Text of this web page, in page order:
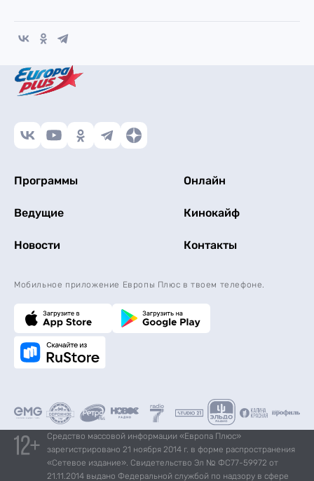
Программы Онлайн
Ведущие Кинокайф
Новости Контакты
Мобильное приложение Европы Плюс в твоем телефоне.
Средство массовой информации «Европа Плюс»
зарегистрировано 21 ноября 2014 г. в форме распространения
«Сетевое издание». Свидетельство Эл № ФС77-59972 от
21.11.2014 выдано Федеральной службой по надзору в сфере